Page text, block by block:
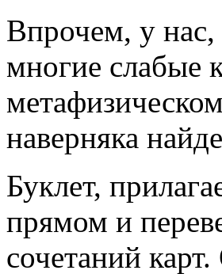
Впрочем, у
многие слабые
наверняка
Буклет,
прямом и
сочетаний